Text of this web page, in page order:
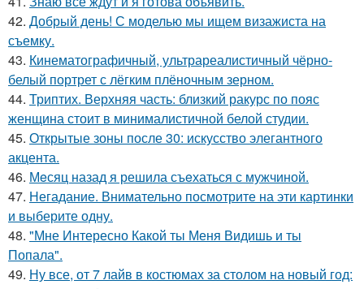
42. Добрый день! С моделью мы ищем визажиста на
съемку.
43. Кинематографичный, ультрареалистичный чёрно-
белый портрет с лёгким плёночным зерном.
44. Триптих. Верхняя часть: близкий ракурс по пояс
женщина стоит в минималистичной белой студии.
45. Открытые зоны после 30: искусство элегантного
акцента.
46. Мeсяц назад я решила съeхаться с мужчиной.
47. Негадание. Внимательно посмотрите на эти картинки
и выберите одну.
48. "Мне Интересно Какой ты Меня Видишь и ты
Попала".
49. Ну все, от 7 лайв в костюмах за столом на новый год: